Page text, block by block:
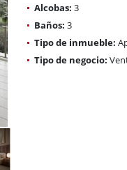
Alcobas: 3
Baños: 3
Tipo de inmueble:
Tipo de negocio: